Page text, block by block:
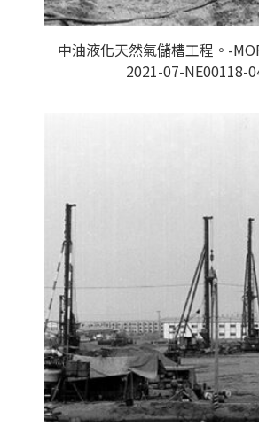
中油液化天然氣儲槽工程。-
2021-07-NE00118-